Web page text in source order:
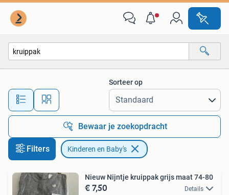
Alle afstanden…
Sorteer op
Bewaar je zoekopdracht
Filters Kinderen en Baby's
Nieuw Nijntje kruippak grijs maat 74-80
€ 7,50 Details